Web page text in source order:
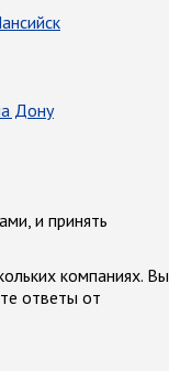
Дону
и принять
компаниях. Вы
ответы от